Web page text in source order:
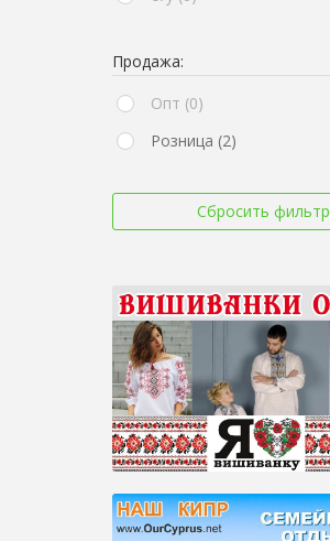
Продажа:
Опт (0)
Розница (2)
Сбросить фильтр